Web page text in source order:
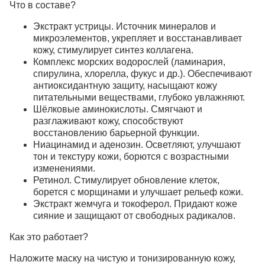
Что в составе?
Экстракт устрицы. Источник минералов и
микроэлементов, укрепляет и восстанавливает
кожу, стимулирует синтез коллагена.
Комплекс морских водорослей (ламинария,
спирулина, хлорелла, фукус и др.). Обеспечивают
антиоксидантную защиту, насыщают кожу
питательными веществами, глубоко увлажняют.
Шёлковые аминокислоты. Смягчают и
разглаживают кожу, способствуют
восстановлению барьерной функции.
Ниацинамид и аденозин. Осветляют, улучшают
тон и текстуру кожи, борются с возрастными
изменениями.
Ретинол. Стимулирует обновление клеток,
борется с морщинами и улучшает рельеф кожи.
Экстракт жемчуга и токоферол. Придают коже
сияние и защищают от свободных радикалов.
Как это работает?
Наложите маску на чистую и тонизированную кожу,